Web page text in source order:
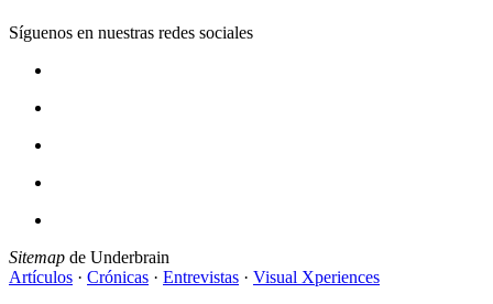
Síguenos en nuestras redes sociales
Sitemap de Underbrain
Artículos · Crónicas · Entrevistas · Visual Xperiences